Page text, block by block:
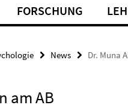
FORSCHUNG
News Dr. Muna
am AB